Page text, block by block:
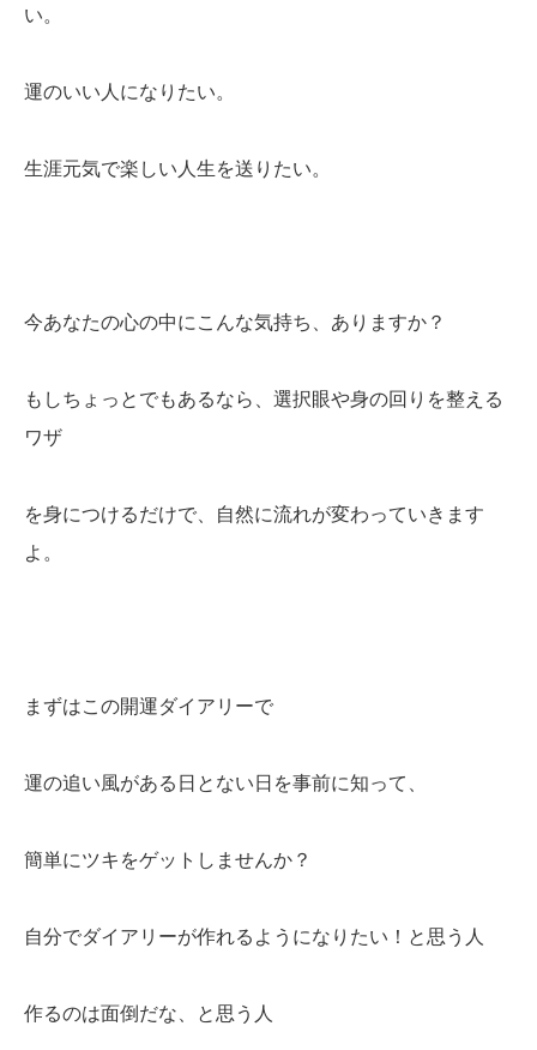
い。
運のいい人になりたい。
生涯元気で楽しい人生を送りたい。
今あなたの心の中にこんな気持ち、ありますか？
もしちょっとでもあるなら、選択眼や身の回りを整える
ワザ
を身につけるだけで、自然に流れが変わっていきます
よ。
まずはこの開運ダイアリーで
運の追い風がある日とない日を事前に知って、
簡単にツキをゲットしませんか？
自分でダイアリーが作れるようになりたい！と思う人
作るのは面倒だな、と思う人